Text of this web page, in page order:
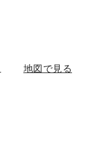
地図で見る